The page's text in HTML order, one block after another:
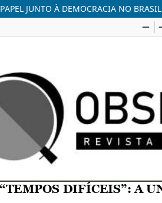
JUNTO À DEMOCRACIA NO BRASIL